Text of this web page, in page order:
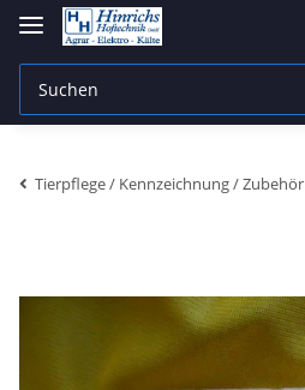
Tierpflege / Kennzeichnung / Zubehör